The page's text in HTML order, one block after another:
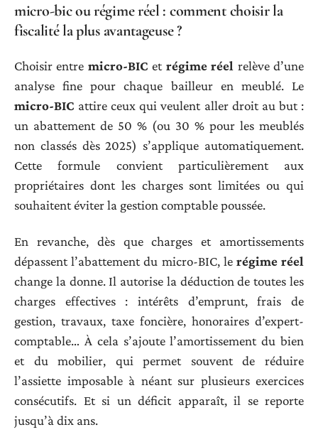
micro-bic ou régime réel : comment choisir la
fiscalité la plus avantageuse ?
Choisir entre micro-BIC et régime réel relève d’une
analyse fine pour chaque bailleur en meublé. Le
micro-BIC attire ceux qui veulent aller droit au but :
un abattement de 50 % (ou 30 % pour les meublés
non classés dès 2025) s’applique automatiquement.
Cette formule convient particulièrement aux
propriétaires dont les charges sont limitées ou qui
souhaitent éviter la gestion comptable poussée.
En revanche, dès que charges et amortissements
dépassent l’abattement du micro-BIC, le régime réel
change la donne. Il autorise la déduction de toutes les
charges effectives : intérêts d’emprunt, frais de
gestion, travaux, taxe foncière, honoraires d’expert-
comptable… À cela s’ajoute l’amortissement du bien
et du mobilier, qui permet souvent de réduire
l’assiette imposable à néant sur plusieurs exercices
consécutifs. Et si un déficit apparaît, il se reporte
jusqu’à dix ans.